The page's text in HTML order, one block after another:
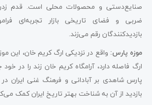
صنایع‌دستی و محصولات محلی است. قدم
ضربی و فضای تاریخی بازار تجربه‌ای
بازدیدکنندگان رقم می‌زند.
موزه پارس:
ارگ فاصله دارد، آرامگاه کریم خان زند را در
پارس شاهدی بر آبادانی و فرهنگ غنی ایران
بازدید از آن به شناخت بهتر تاریخ ایران کمک